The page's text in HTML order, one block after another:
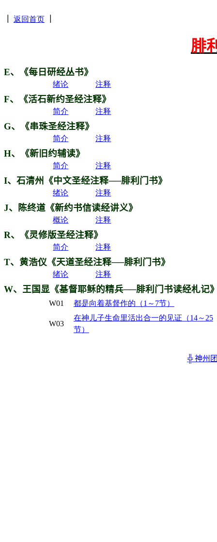
返回首页
腓
E、《每日研经丛书》
绪论 注释
F、《活石新约圣经注释》
简介 注释
G、《串珠圣经注释》
简介 注释
H、《新旧约辅读》
简介 注释
I、石清州《中文圣经注释──腓利门书》
绪论 注释
J、陈终道《新约书信读经讲义》
概论 注释
R、《灵修版圣经注释》
简介 注释
T、黄浩仪《天道圣经注释──腓利门书》
绪论 注释
W、王国显《基督耶稣的精兵──腓利门书读经札记
W01 都是向着基督作的 （1 ～7节）
W03
在神儿子生命里活出合一的见证 （14～25
节）
╬ 神州